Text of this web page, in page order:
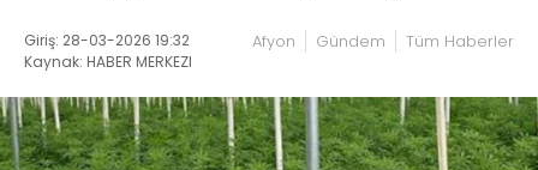
Giriş: 28-03-2026 19:32
Kaynak: HABER MERKEZI
Afyon Gündem Tüm Haberler